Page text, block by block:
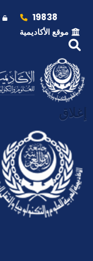
19838
موقع الأكاديمية
إغلاق